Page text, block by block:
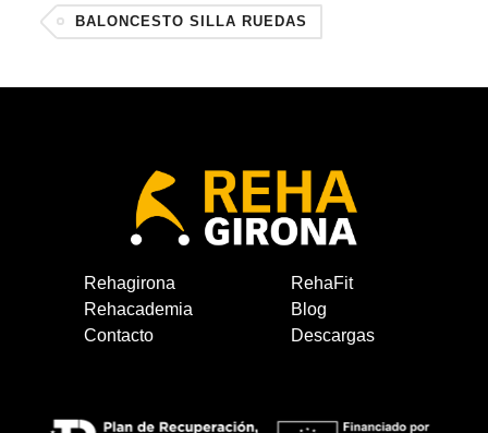
BALONCESTO SILLA RUEDAS
Rehagirona
RehaFit
Rehacademia
Blog
Contacto
Descargas